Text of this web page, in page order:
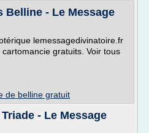
- Le Message
lemessagedivinatoire.fr
gratuits. Voir tous
de belline gratuit
- Le Message